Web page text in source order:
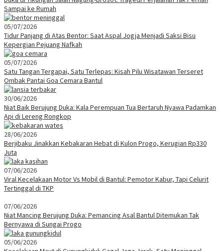
Sampai ke Rumah
05/07/2026
Tidur Panjang di Atas Bentor: Saat Aspal Jogja Menjadi Saksi Bisu
Kepergian Pejuang Nafkah
05/07/2026
Satu Tangan Tergapai, Satu Terlepas: Kisah Pilu Wisatawan Terseret
Ombak Pantai Goa Cemara Bantul
30/06/2026
Niat Baik Berujung Duka: Kala Perempuan Tua Bertaruh Nyawa Padamkan
Api di Lereng Rongkop
28/06/2026
Berjibaku Jinakkan Kebakaran Hebat di Kulon Progo, Kerugian Rp330
Juta
07/06/2026
Viral Kecelakaan Motor Vs Mobil di Bantul: Pemotor Kabur, Tapi Celurit
Tertinggal di TKP
07/06/2026
Niat Mancing Berujung Duka: Pemancing Asal Bantul Ditemukan Tak
Bernyawa di Sungai Progo
05/06/2026